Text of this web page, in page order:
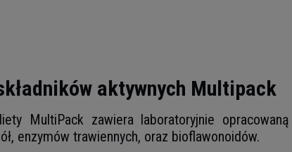
aktywnych Multipack
MultiPack zawiera laboratoryjnie
enzymów trawiennych, oraz bioflawonoidów.